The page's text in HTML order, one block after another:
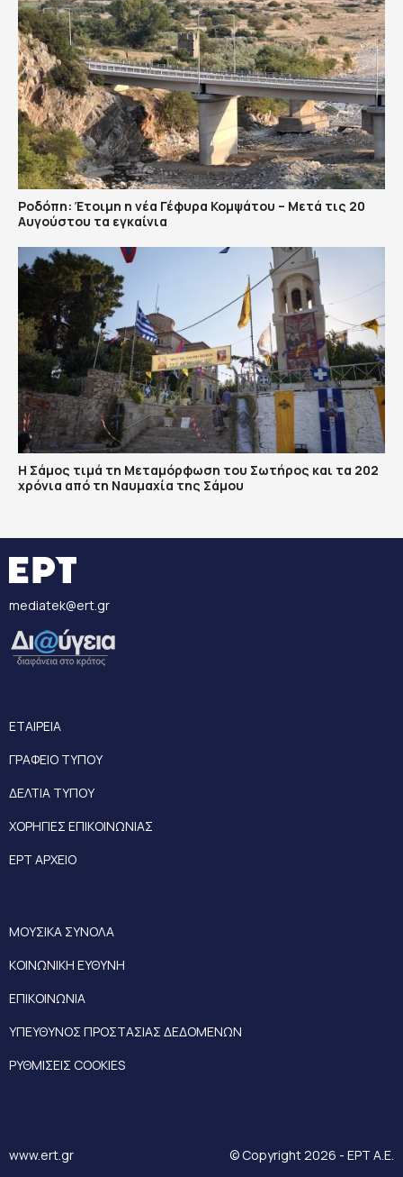
Ροδόπη: Έτοιμη η νέα Γέφυρα Κομψάτου – Μετά τις 20
Αυγούστου τα εγκαίνια
Η Σάμος τιμά τη Μεταμόρφωση του Σωτήρος και τα 202
χρόνια από τη Ναυμαχία της Σάμου
mediatek@ert.gr
ΕΤΑΙΡΕΙΑ
ΓΡΑΦΕΙΟ ΤΥΠΟΥ
ΔΕΛΤΙΑ ΤΥΠΟΥ
ΧΟΡΗΓΙΕΣ ΕΠΙΚΟΙΝΩΝΙΑΣ
ΕΡΤ ΑΡΧΕΙΟ
ΜΟΥΣΙΚΑ ΣΥΝΟΛΑ
ΚΟΙΝΩΝΙΚΗ ΕΥΘΥΝΗ
ΕΠΙΚΟΙΝΩΝΙΑ
ΥΠΕΥΘΥΝΟΣ ΠΡΟΣΤΑΣΙΑΣ ΔΕΔΟΜΕΝΩΝ
ΡΥΘΜΙΣΕΙΣ COOKIES
www.ert.gr © Copyright 2026 - ΕΡΤ Α.Ε.